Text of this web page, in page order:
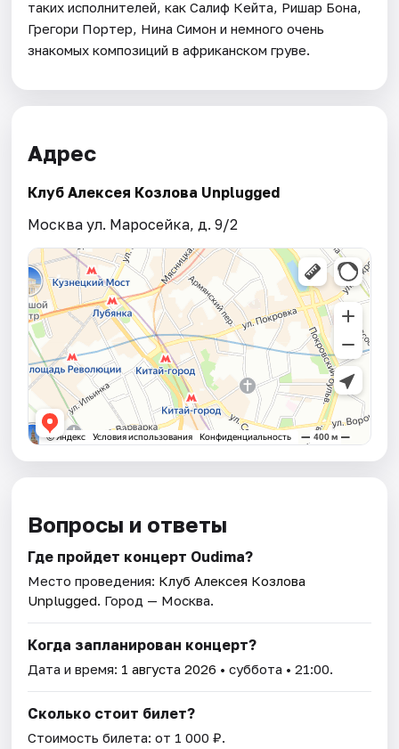
таких исполнителей, как Салиф Кейта, Ришар Бона,
Грегори Портер, Нина Симон и немного очень
знакомых композиций в африканском груве.
Адрес
Клуб Алексея Козлова Unplugged
Москва ул. Маросейка, д. 9/2
Вопросы и ответы
Где пройдет концерт Oudima?
Место проведения: Клуб Алексея Козлова
Unplugged. Город — Москва.
Когда запланирован концерт?
Дата и время: 1 августа 2026 • суббота • 21:00.
Сколько стоит билет?
Стоимость билета: от 1 000 ₽.